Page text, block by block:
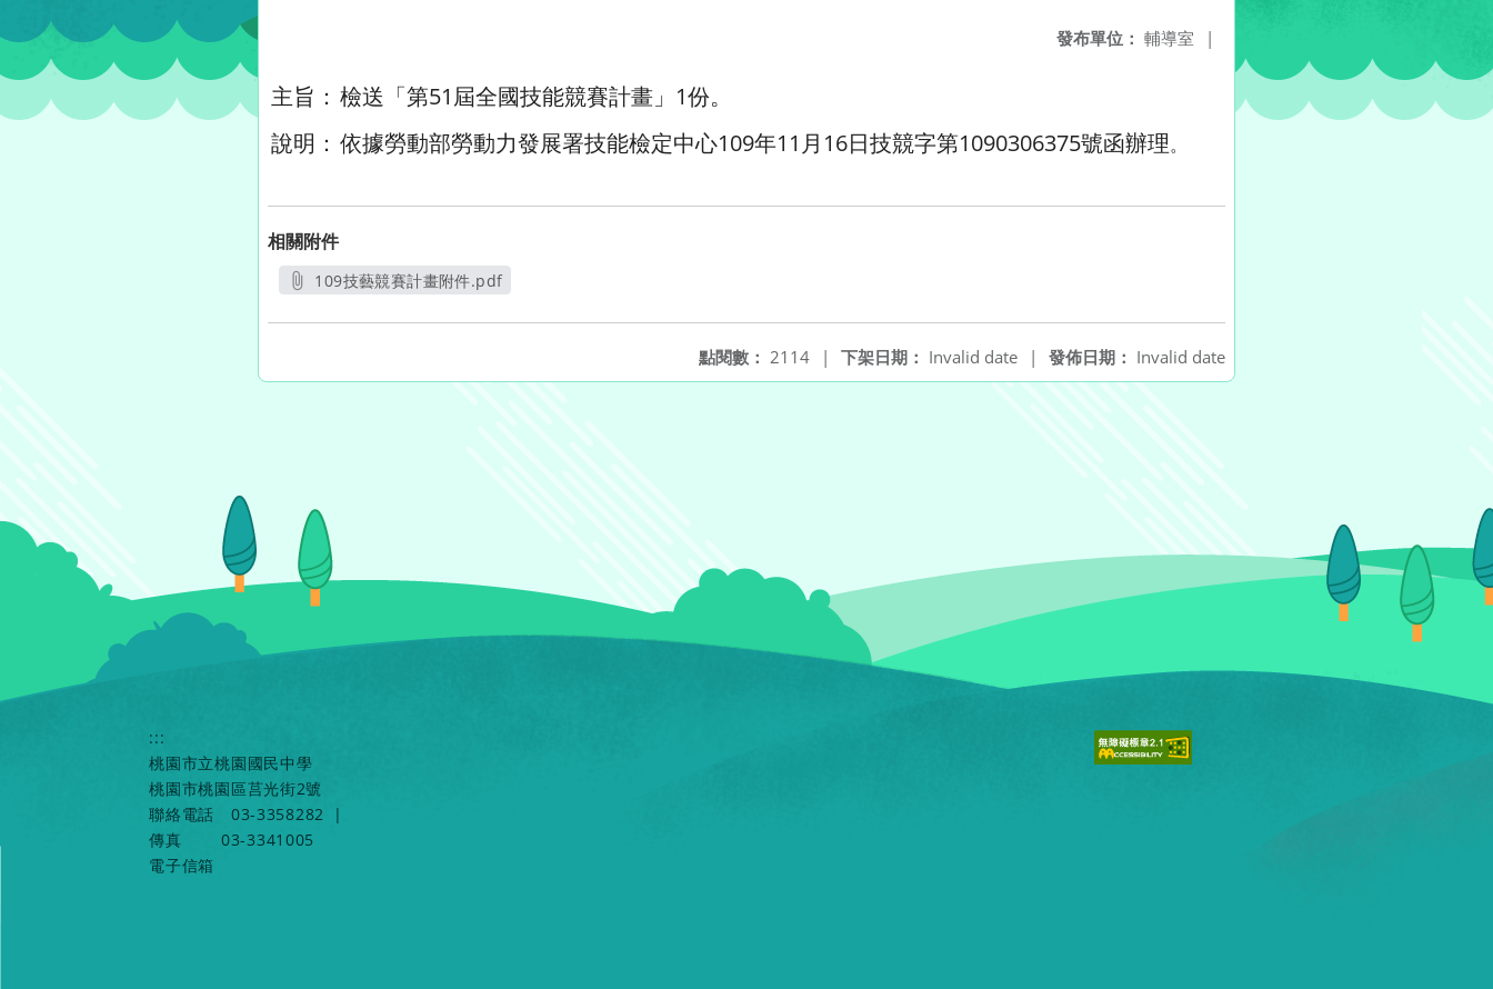
發布單位： 輔導室 |
主旨： 檢送「第51屆全國技能競賽計畫」1份。
說明： 依據勞動部勞動力發展署技能檢定中心109年11月16日技競字第1090306375號函辦理。
相關附件
109技藝競賽計畫附件.pdf
發佈日期： Invalid date
下架日期： Invalid date |
點閱數： 2114 |
:::
桃園市立桃園國民中學
桃園市桃園區莒光街2號
聯絡電話
03-3358282
|
傳真
03-3341005
電子信箱